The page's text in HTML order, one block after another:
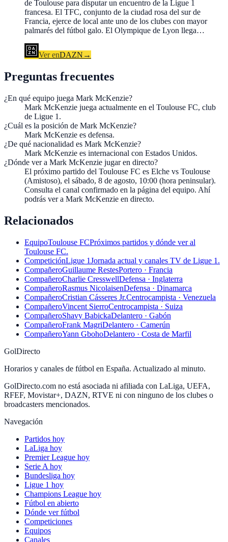
de Toulouse para disputar un encuentro de la Ligue 1
francesa. El TFC, conjunto de la ciudad rosa del sur de
Francia, ejerce de local ante uno de los clubes con mayor
palmarés del fútbol galo. El Olympique de Lyon llega…
Ver enDAZN →
Preguntas frecuentes
¿En qué equipo juega Mark McKenzie?
Mark McKenzie juega actualmente en el Toulouse FC, club
de Ligue 1.
¿Cuál es la posición de Mark McKenzie?
Mark McKenzie es defensa.
¿De qué nacionalidad es Mark McKenzie?
Mark McKenzie es internacional con Estados Unidos.
¿Dónde ver a Mark McKenzie jugar en directo?
El próximo partido del Toulouse FC es Elche vs Toulouse
(Amistoso), el sábado, 8 de agosto, 10:00 (hora peninsular).
Consulta el canal confirmado en la página del equipo. Ahí
podrás ver a Mark McKenzie en directo.
Relacionados
EquipoToulouse FCPróximos partidos y dónde ver al
Toulouse FC.
CompeticiónLigue 1Jornada actual y canales TV de Ligue 1.
CompañeroGuillaume RestesPortero · Francia
CompañeroCharlie CresswellDefensa · Inglaterra
CompañeroRasmus NicolaisenDefensa · Dinamarca
CompañeroCristian Cásseres Jr.Centrocampista · Venezuela
CompañeroVincent SierroCentrocampista · Suiza
CompañeroShavy BabickaDelantero · Gabón
CompañeroFrank MagriDelantero · Camerún
CompañeroYann GbohoDelantero · Costa de Marfil
GolDirecto
Horarios y canales de fútbol en España. Actualizado al minuto.
GolDirecto.com no está asociada ni afiliada con LaLiga, UEFA,
RFEF, Movistar+, DAZN, RTVE ni con ninguno de los clubes o
broadcasters mencionados.
Navegación
Partidos hoy
LaLiga hoy
Premier League hoy
Serie A hoy
Bundesliga hoy
Ligue 1 hoy
Champions League hoy
Fútbol en abierto
Dónde ver fútbol
Competiciones
Equipos
Canales